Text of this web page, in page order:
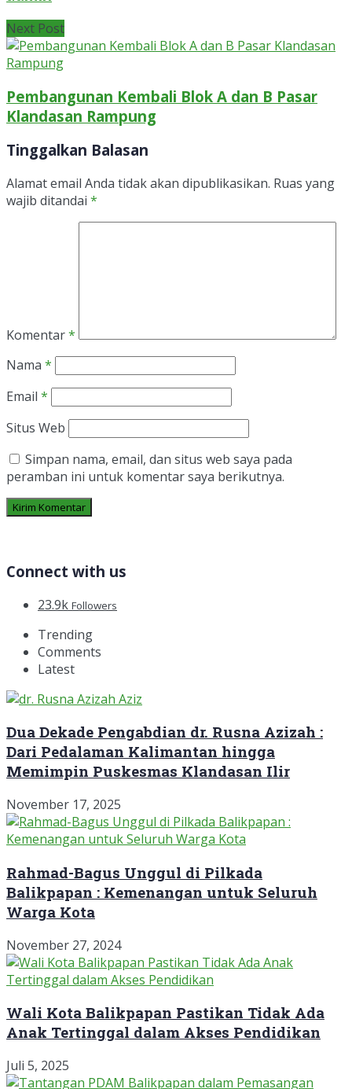
Next Post
Pembangunan Kembali Blok A dan B Pasar
Klandasan Rampung
Tinggalkan Balasan
Alamat email Anda tidak akan dipublikasikan. Ruas yang
wajib ditandai *
Komentar*
Nama *
Email *
Situs Web
Simpan nama, email, dan situs web saya pada
peramban ini untuk komentar saya berikutnya.
Connect with us
23.9k Followers
Trending
Comments
Latest
Dua Dekade Pengabdian dr. Rusna Azizah :
Dari Pedalaman Kalimantan hingga
Memimpin Puskesmas Klandasan Ilir
November 17, 2025
Rahmad-Bagus Unggul di Pilkada
Balikpapan : Kemenangan untuk Seluruh
Warga Kota
November 27, 2024
Wali Kota Balikpapan Pastikan Tidak Ada
Anak Tertinggal dalam Akses Pendidikan
Juli 5, 2025